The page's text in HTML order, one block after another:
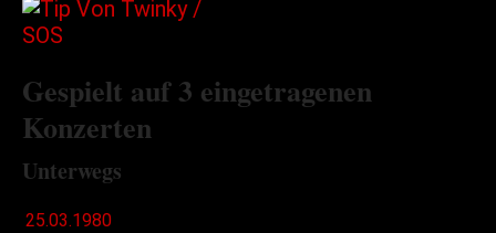
Gespielt auf 3 eingetragenen
Konzerten
Unterwegs
25.03.1980